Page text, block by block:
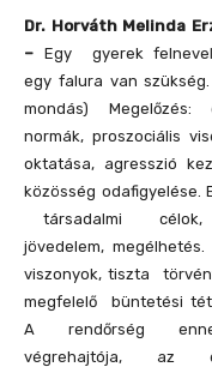
Dr. Horváth Melinda
– Egy gyerek
egy falura van
mondás) Megelőzés:
normák, proszociális
oktatása, agresszió
közösség odafigyelése.
társadalmi célok,
jövedelem, megélhetés.
viszonyok, tiszta
megfelelő büntetési
A rendőrség
végrehajtója, az